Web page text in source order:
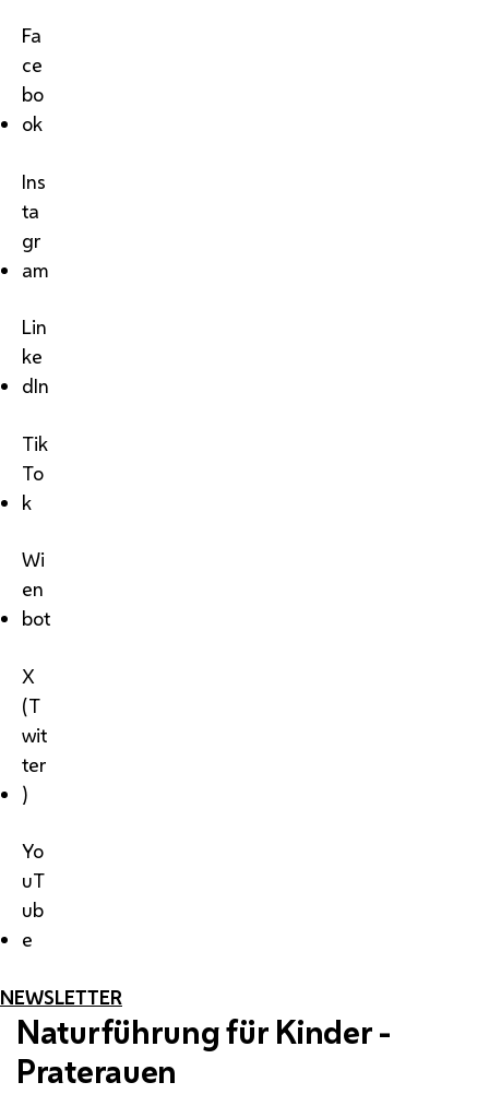
Fa
ce
bo
ok
Ins
ta
gr
am
Lin
ke
dIn
Tik
To
k
Wi
en
bot
X
(T
wit
ter
)
Yo
uT
ub
e
NEWSLETTER
Naturführung für Kinder -
Praterauen